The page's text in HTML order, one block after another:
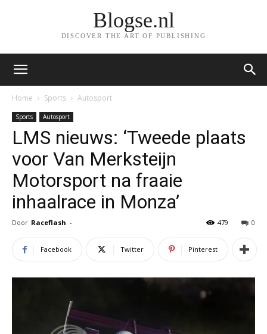
Blogse.nl
DISCOVER THE ART OF PUBLISHING
Home Sports Autosport
Sports Autosport
LMS nieuws: ‘Tweede plaats
voor Van Merksteijn
Motorsport na fraaie
inhaalrace in Monza’
Door Raceflash - 0
479
Facebook Twitter Pinterest